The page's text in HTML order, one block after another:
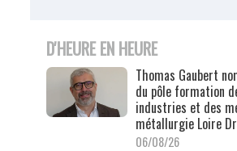
D'HEURE EN HEURE
Thomas Gaubert
du pôle formation
industries et des
métallurgie Loire
06/08/26